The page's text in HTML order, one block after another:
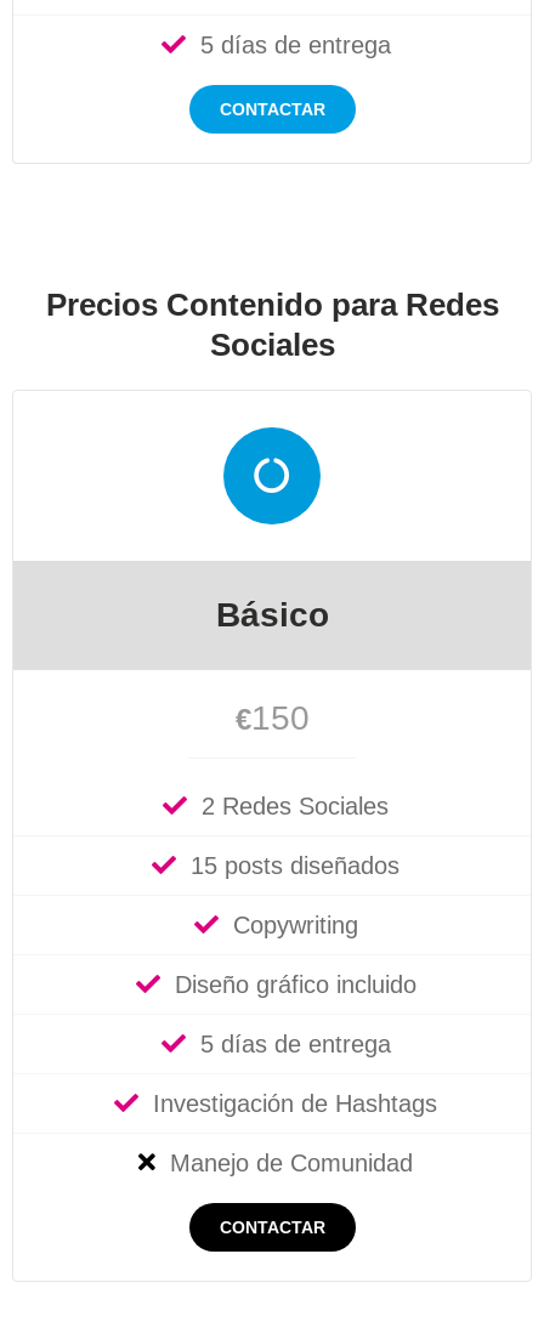
5 días de entrega
CONTACTAR
Precios Contenido para Redes
Sociales
Básico
€150
2 Redes Sociales
15 posts diseñados
Copywriting
Diseño gráfico incluido
5 días de entrega
Investigación de Hashtags
Manejo de Comunidad
CONTACTAR